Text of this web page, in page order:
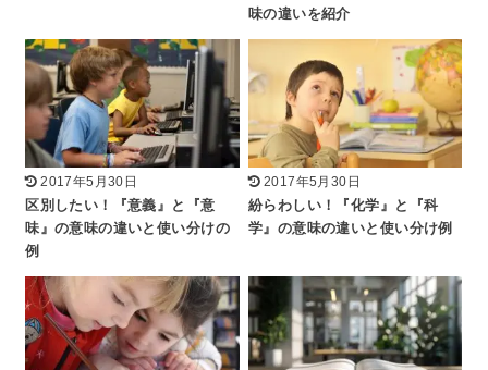
味の違いを紹介
2017年5月30日
区別したい！『意義』と『意
味』の意味の違いと使い分けの
例
2017年5月30日
紛らわしい！『化学』と『科
学』の意味の違いと使い分け例